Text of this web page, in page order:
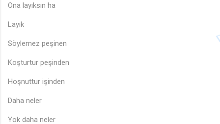
Ona layıksın ha
Layık
Söylemez peşinen
Koşturtur peşinden
Hoşnuttur işinden
Daha neler
Yok daha neler